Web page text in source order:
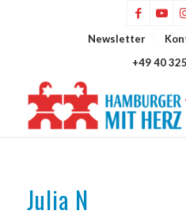
Newsletter
+49 40
Julia N